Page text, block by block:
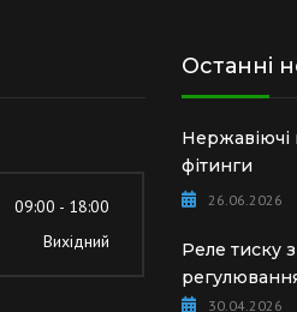
09:00 - 18:00
Вихідний
Останні
фітинги
26.06.2026
Реле тиску
30.04.2026